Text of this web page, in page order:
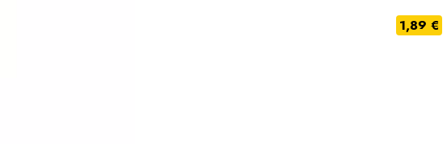
1,89 €